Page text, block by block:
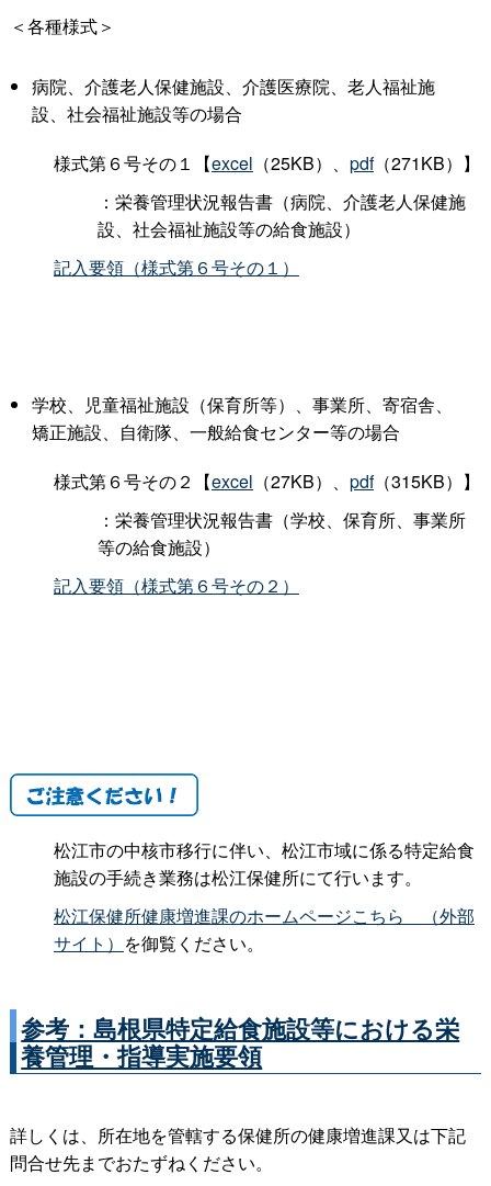
＜各種様式＞
病院、介護老人保健施設、介護医療院、老人福祉施
設、社会福祉施設等の場合
様式第６号その１【excel （25KB）、 pdf（271KB）】
：栄養管理状況報告書（病院、介護老人保健施
設、社会福祉施設等の給食施設）
記入要領（様式第６号その１）
学校、児童福祉施設（保育所等）、事業所、寄宿舎、
矯正施設、自衛隊、一般給食センター等の場合
様式第６号その２ 【excel （27KB）、 pdf（315KB）】
：栄養管理状況報告書（学校、保育所、事業所
等の給食施設）
記入要領（様式第６号その２）
松江市の中核市移行に伴い、松江市域に係る特定給食
施設の手続き業務は松江保健所にて行います。
松江保健所健康増進課のホームページこちら
（外部
サイト） を御覧ください。
参考：島根県特定給食施設等における栄
養管理・指導実施要領
詳しくは、所在地を管轄する保健所の健康増進課又は下記
問合せ先までおたずねください。